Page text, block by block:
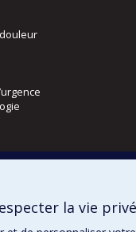
la vie